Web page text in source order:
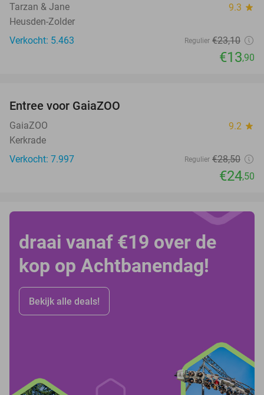
Tarzan & Jane 9.3 star
Heusden-Zolder
Verkocht: 5.463
Regulier €23,10
€13,90
Entree voor GaiaZOO
GaiaZOO 9.2 star
Kerkrade
Verkocht: 7.997
Regulier €28,50
€24,50
draai vanaf €19 over de
kop op Achtbanendag!
Bekijk alle deals!